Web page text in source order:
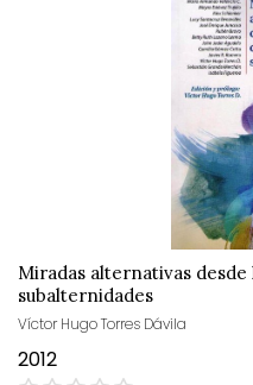
Miradas alternativas
subalternidades
Víctor Hugo Torres Dávila
2012